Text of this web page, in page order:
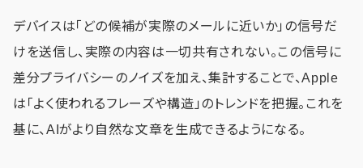
デバイスは「どの候補が実際のメールに近いか」の信号だ
けを送信し、実際の内容は一切共有されない。この信号に
差分プライバシーのノイズを加え、集計することで、Apple
は「よく使われるフレーズや構造」のトレンドを把握。これを
基に、AIがより自然な文章を生成できるようになる。